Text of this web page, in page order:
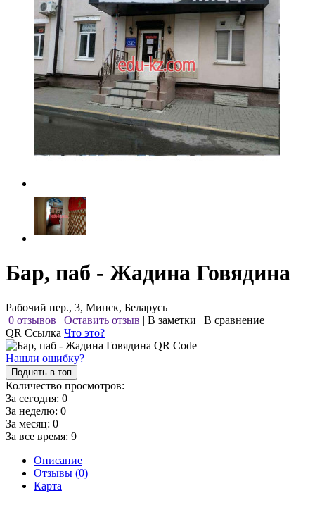
Бар, паб - Жадина Говядина
Рабочий пер., 3, Минск, Беларусь
0 отзывов | Оставить отзыв | В заметки | В сравнение
QR Ссылка Что это?
Нашли ошибку?
Поднять в топ
Количество просмотров:
За сегодня: 0
За неделю: 0
За месяц: 0
За все время: 9
Описание
Отзывы (0)
Карта